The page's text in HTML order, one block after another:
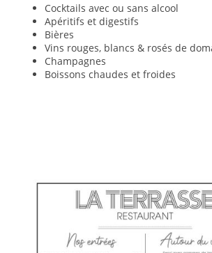
Cocktails avec ou sans alcool
Apéritifs et digestifs
Bières
Vins rouges, blancs & rosés de
Champagnes
Boissons chaudes et froides